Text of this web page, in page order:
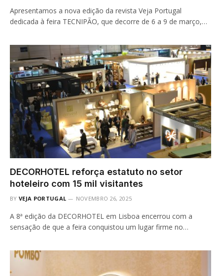
Apresentamos a nova edição da revista Veja Portugal
dedicada à feira TECNIPÃO, que decorre de 6 a 9 de março,…
DECORHOTEL reforça estatuto no setor
hoteleiro com 15 mil visitantes
BY VEJA PORTUGAL NOVEMBRO 26, 2025
A 8ª edição da DECORHOTEL em Lisboa encerrou com a
sensação de que a feira conquistou um lugar firme no…